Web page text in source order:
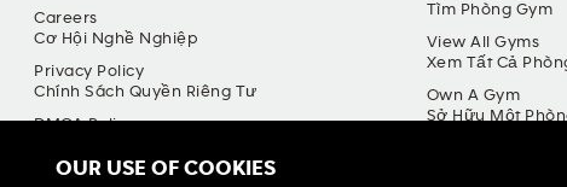
Careers
Cơ Hội Nghề Nghiệp
Privacy Policy
Chính Sách Quyền Riêng Tư
DMCA Policy
Terms & Conditions
Tìm Phòng Gym
View All Gyms
Xem Tất Cả
Own A Gym
Sở Hữu Một
OUR USE OF COOKIES